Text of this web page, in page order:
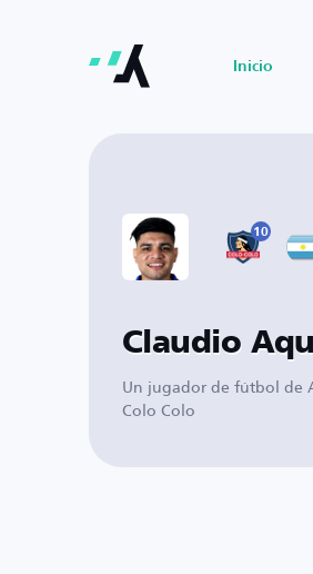
Inicio
10
Claudio
Un jugador de fútbol de
Colo Colo